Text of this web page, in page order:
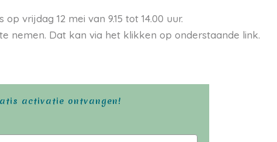
vrijdag 12 mei van 9.15 tot 14.00 uur.
nemen. Dat kan via het klikken op onderstaande link.
activatie ontvangen!